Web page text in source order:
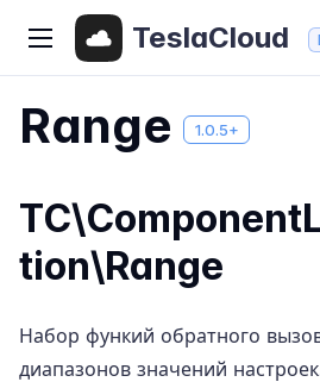
TeslaCloud
Range 1.0.5+
tion\Range
Набор функий обратного
диапазонов значений